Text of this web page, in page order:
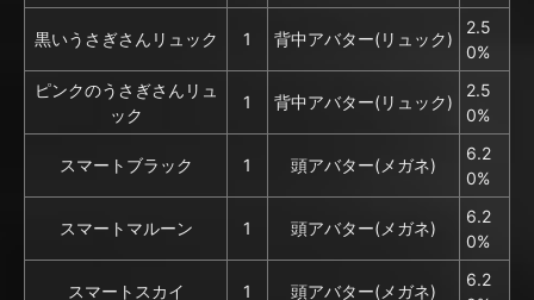
黒いうさぎさんリュック 1 背中アバター(リュック)
2.5
0%
ピンクのうさぎさんリュ
ック
1 背中アバター(リュック)
2.5
0%
スマートブラック 1 頭アバター(メガネ)
6.2
0%
スマートマルーン 1 頭アバター(メガネ)
6.2
0%
スマートスカイ 1 頭アバター(メガネ)
6.2